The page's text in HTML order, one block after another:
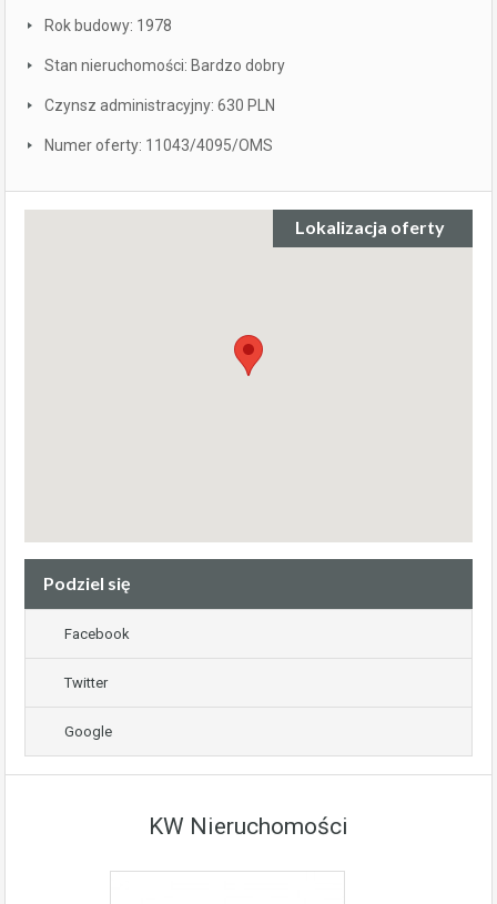
Rok budowy: 1978
Stan nieruchomości: Bardzo dobry
Czynsz administracyjny: 630 PLN
Numer oferty: 11043/4095/OMS
Lokalizacja oferty
Podziel się
Facebook
Twitter
Google
KW Nieruchomości